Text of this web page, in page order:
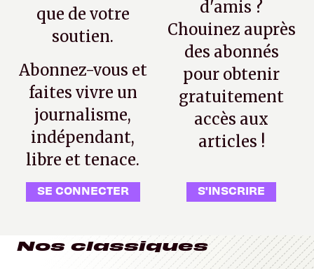
que de votre
soutien.
Abonnez-vous et
faites vivre un
journalisme,
indépendant,
libre et tenace.
SE CONNECTER
d'amis ?
Chouinez auprès
des abonnés
pour obtenir
gratuitement
accès aux
articles !
S'INSCRIRE
Nos classiques